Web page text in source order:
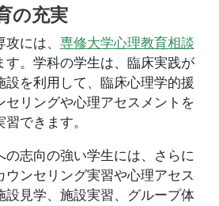
の充実
には、 専修大学心理教育相談
す。学科の学生は、臨床実践が
設を利用して、臨床心理学的援
セリングや心理アセスメントを
できます。
の志向の強い学生には、さらに
ウンセリング実習や心理アセス
設見学、施設実習、グループ体